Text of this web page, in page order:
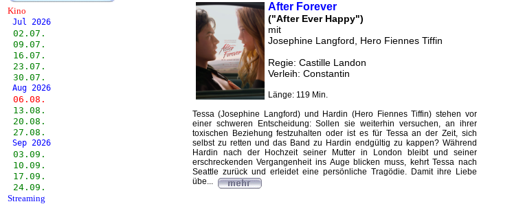
After Forever
("After Ever Happy")
mit
Josephine Langford, Hero Fiennes Tiffin
Regie: Castille Landon
Verleih: Constantin
Länge: 119 Min.
Tessa (Josephine Langford) und Hardin (Hero Fiennes Tiffin) stehen vor
einer schweren Entscheidung: Sollen sie weiterhin versuchen, an ihrer
toxischen Beziehung festzuhalten oder ist es für Tessa an der Zeit, sich
selbst zu retten und das Band zu Hardin endgültig zu kappen? Während
Hardin nach der Hochzeit seiner Mutter in London bleibt und seiner
erschreckenden Vergangenheit ins Auge blicken muss, kehrt Tessa nach
Seattle zurück und erleidet eine persönliche Tragödie. Damit ihre Liebe
übe...
Kino
Jul 2026
02.07.
09.07.
16.07.
23.07.
30.07.
Aug 2026
06.08.
13.08.
20.08.
27.08.
Sep 2026
03.09.
10.09.
17.09.
24.09.
Streaming